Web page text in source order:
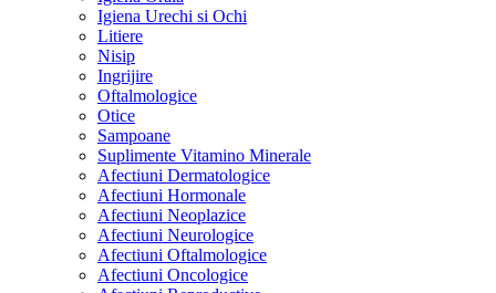
Igiena Urechi si Ochi
Litiere
Nisip
Ingrijire
Oftalmologice
Otice
Sampoane
Suplimente Vitamino Minerale
Afectiuni Dermatologice
Afectiuni Hormonale
Afectiuni Neoplazice
Afectiuni Neurologice
Afectiuni Oftalmologice
Afectiuni Oncologice